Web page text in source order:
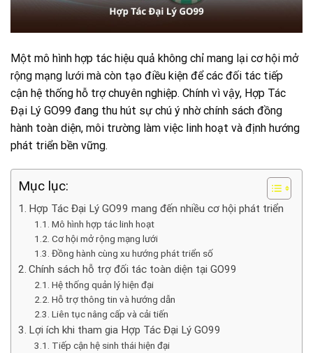
Một mô hình hợp tác hiệu quả không chỉ mang lại cơ hội mở
rộng mạng lưới mà còn tạo điều kiện để các đối tác tiếp
cận hệ thống hỗ trợ chuyên nghiệp. Chính vì vậy, Hợp Tác
Đại Lý GO99 đang thu hút sự chú ý nhờ chính sách đồng
hành toàn diện, môi trường làm việc linh hoạt và định hướng
phát triển bền vững.
Mục lục:
Hợp Tác Đại Lý GO99 mang đến nhiều cơ hội phát triển
Mô hình hợp tác linh hoạt
Cơ hội mở rộng mạng lưới
Đồng hành cùng xu hướng phát triển số
Chính sách hỗ trợ đối tác toàn diện tại GO99
Hệ thống quản lý hiện đại
Hỗ trợ thông tin và hướng dẫn
Liên tục nâng cấp và cải tiến
Lợi ích khi tham gia Hợp Tác Đại Lý GO99
Tiếp cận hệ sinh thái hiện đại